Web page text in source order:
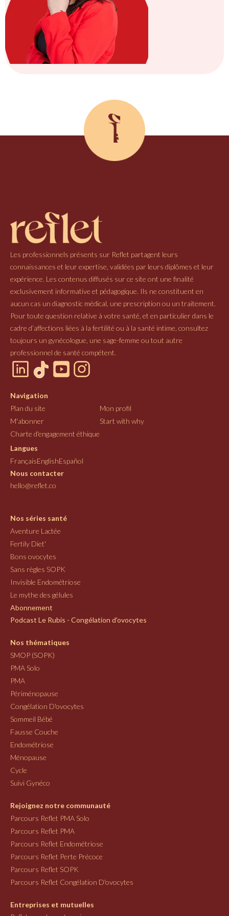
Les professionnels présents sur Reflet partagent leurs
connaissances et leur expertise, validées par leurs diplômes et leur
expérience. Les contenus diffusés sur ce site ont une finalité
exclusivement informative et pédagogique. Ils ne constituent en
aucun cas un diagnostic médical, une prescription ou un traitement.
Pour toute question relative à votre santé, et en particulier dans le
cadre d’affections liées à la fertilité ou à la santé intime, consultez
toujours un gynécologue, une sage-femme ou tout autre
professionnel de santé compétent.
Navigation
Plan du site
Mon profil
M'abonner
Start with why
Charte d'engagement éthique
Langues
FrançaisEnglishEspañol
Nous contacter
hello@reflet.co
Nos séries santé
Aventure Lactée
Fertily Diet'
Bons ovocytes
Sans règles SOPK
Invisible Endométriose
Le mythe des gélules
Abonnement
Podcast Le Rubis - Congélation d'ovocytes
Nos thématiques
SMOP (SOPK)
PMA Solo
PMA
Périménopause
Congélation D'ovocytes
Sommeil Bébé
Fausse Couche
Endométriose
Ménopause
Cycle
Suivi Gynéco
Rejoignez notre communauté
Parcours Reflet PMA Solo
Parcours Reflet PMA
Parcours Reflet Endométriose
Parcours Reflet Perte Précoce
Parcours Reflet SOPK
Parcours Reflet Congélation D'ovocytes
Entreprises et mutuelles